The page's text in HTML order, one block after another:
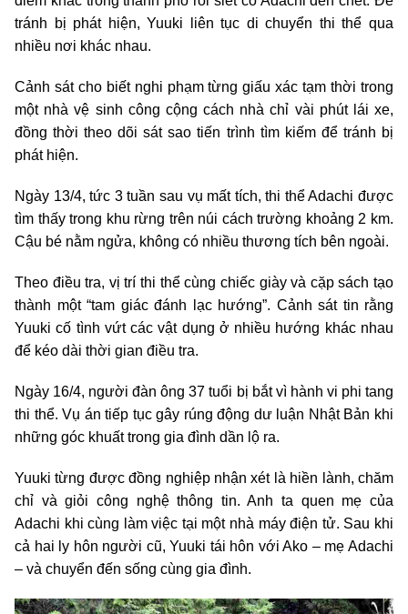
tránh bị phát hiện, Yuuki liên tục di chuyển thi thể qua
nhiều nơi khác nhau.
Cảnh sát cho biết nghi phạm từng giấu xác tạm thời trong
một nhà vệ sinh công cộng cách nhà chỉ vài phút lái xe,
đồng thời theo dõi sát sao tiến trình tìm kiếm để tránh bị
phát hiện.
Ngày 13/4, tức 3 tuần sau vụ mất tích, thi thể Adachi được
tìm thấy trong khu rừng trên núi cách trường khoảng 2 km.
Cậu bé nằm ngửa, không có nhiều thương tích bên ngoài.
Theo điều tra, vị trí thi thể cùng chiếc giày và cặp sách tạo
thành một “tam giác đánh lạc hướng”. Cảnh sát tin rằng
Yuuki cố tình vứt các vật dụng ở nhiều hướng khác nhau
để kéo dài thời gian điều tra.
Ngày 16/4, người đàn ông 37 tuổi bị bắt vì hành vi phi tang
thi thể. Vụ án tiếp tục gây rúng động dư luận Nhật Bản khi
những góc khuất trong gia đình dần lộ ra.
Yuuki từng được đồng nghiệp nhận xét là hiền lành, chăm
chỉ và giỏi công nghệ thông tin. Anh ta quen mẹ của
Adachi khi cùng làm việc tại một nhà máy điện tử. Sau khi
cả hai ly hôn người cũ, Yuuki tái hôn với Ako – mẹ Adachi
– và chuyển đến sống cùng gia đình.